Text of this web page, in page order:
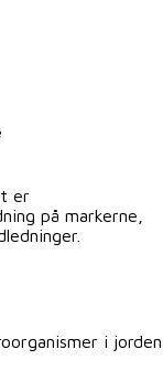
er
på markerne,
i jorden